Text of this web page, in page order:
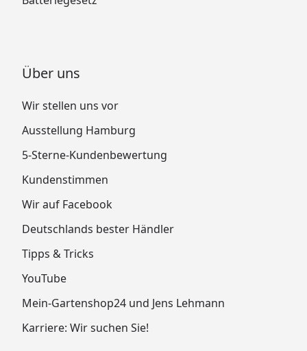
Über uns
Wir stellen uns vor
Ausstellung Hamburg
5-Sterne-Kundenbewertung
Kundenstimmen
Wir auf Facebook
Deutschlands bester Händler
Tipps & Tricks
YouTube
Mein-Gartenshop24 und Jens Lehmann
Karriere: Wir suchen Sie!